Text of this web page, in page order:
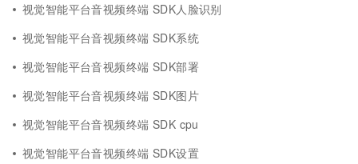
视觉智能平台音视频终端 SDK人脸识别
视觉智能平台音视频终端 SDK系统
视觉智能平台音视频终端 SDK部署
视觉智能平台音视频终端 SDK图片
视觉智能平台音视频终端 SDK cpu
视觉智能平台音视频终端 SDK设置